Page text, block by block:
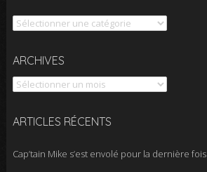
Catégories
ARCHIVES
Archives
ARTICLES RÉCENTS
Cap’tain Mike s’est envolé pour la dernière fois